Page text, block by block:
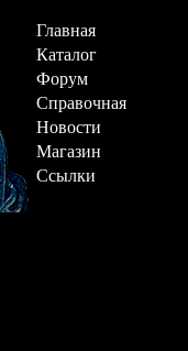
Главная
Каталог
Форум
Справочная
Новости
Магазин
Ссылки